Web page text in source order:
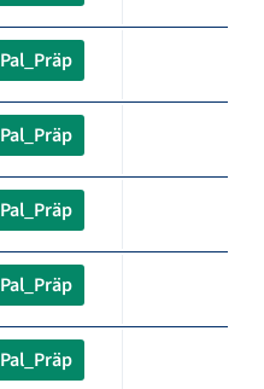
Pal_Präp
Pal_Präp
Pal_Präp
Pal_Präp
Pal_Präp